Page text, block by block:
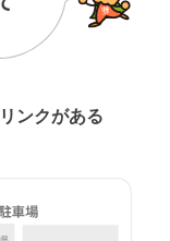
リンクがある